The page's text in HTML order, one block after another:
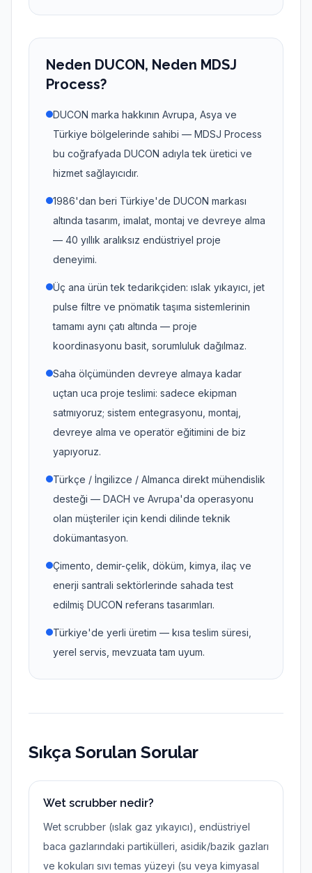
Neden DUCON, Neden MDSJ
Process?
DUCON marka hakkının Avrupa, Asya ve
Türkiye bölgelerinde sahibi — MDSJ Process
bu coğrafyada DUCON adıyla tek üretici ve
hizmet sağlayıcıdır.
1986'dan beri Türkiye'de DUCON markası
altında tasarım, imalat, montaj ve devreye alma
— 40 yıllık aralıksız endüstriyel proje
deneyimi.
Üç ana ürün tek tedarikçiden: ıslak yıkayıcı, jet
pulse filtre ve pnömatik taşıma sistemlerinin
tamamı aynı çatı altında — proje
koordinasyonu basit, sorumluluk dağılmaz.
Saha ölçümünden devreye almaya kadar
uçtan uca proje teslimi: sadece ekipman
satmıyoruz; sistem entegrasyonu, montaj,
devreye alma ve operatör eğitimini de biz
yapıyoruz.
Türkçe / İngilizce / Almanca direkt mühendislik
desteği — DACH ve Avrupa'da operasyonu
olan müşteriler için kendi dilinde teknik
dokümantasyon.
Çimento, demir-çelik, döküm, kimya, ilaç ve
enerji santrali sektörlerinde sahada test
edilmiş DUCON referans tasarımları.
Türkiye'de yerli üretim — kısa teslim süresi,
yerel servis, mevzuata tam uyum.
Sıkça Sorulan Sorular
Wet scrubber nedir?
Wet scrubber (ıslak gaz yıkayıcı), endüstriyel
baca gazlarındaki partikülleri, asidik/bazik gazları
ve kokuları sıvı temas yüzeyi (su veya kimyasal